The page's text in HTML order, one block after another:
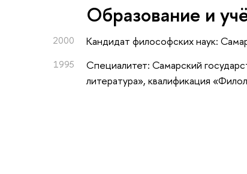
Oбразование и
2000 Кандидат философских наук:
1995
Специалитет: Самарский
литература», квалификация